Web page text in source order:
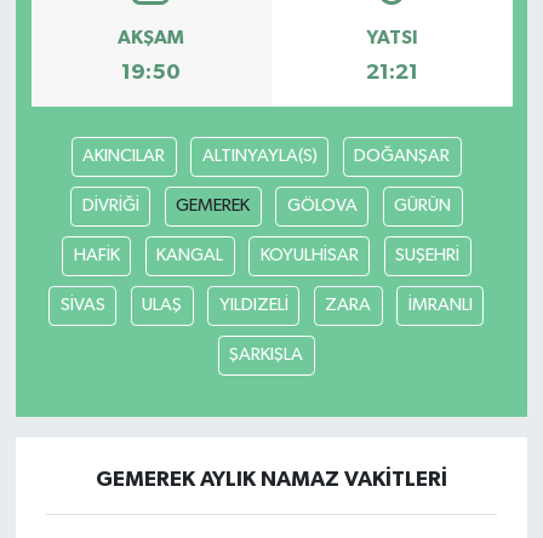
AKŞAM
19:50
YATSI
21:21
AKINCILAR ALTINYAYLA(S) DOĞANŞAR
DİVRİĞİ GEMEREK GÖLOVA GÜRÜN
HAFİK KANGAL KOYULHİSAR SUŞEHRİ
SİVAS ULAŞ YILDIZELİ ZARA İMRANLI
ŞARKIŞLA
GEMEREK AYLIK NAMAZ VAKITLERI